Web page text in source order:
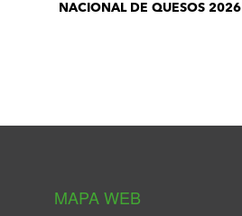
NACIONAL DE QUESOS 2026
MAPA WEB